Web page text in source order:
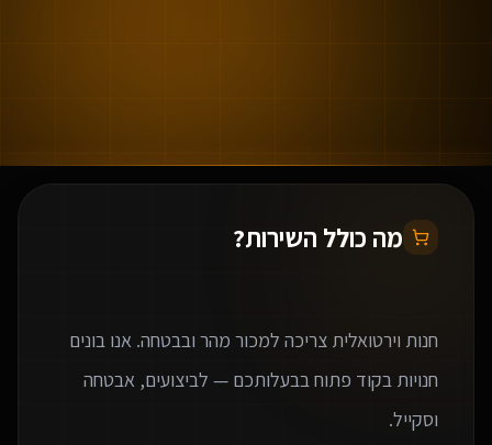
מה כולל השירות?
חנות וירטואלית צריכה למכור מהר ובבטחה. אנו בונים
חנויות בקוד פתוח בבעלותכם — לביצועים, אבטחה